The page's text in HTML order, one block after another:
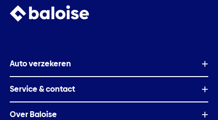
Auto verzekeren
Service & contact
Over Baloise